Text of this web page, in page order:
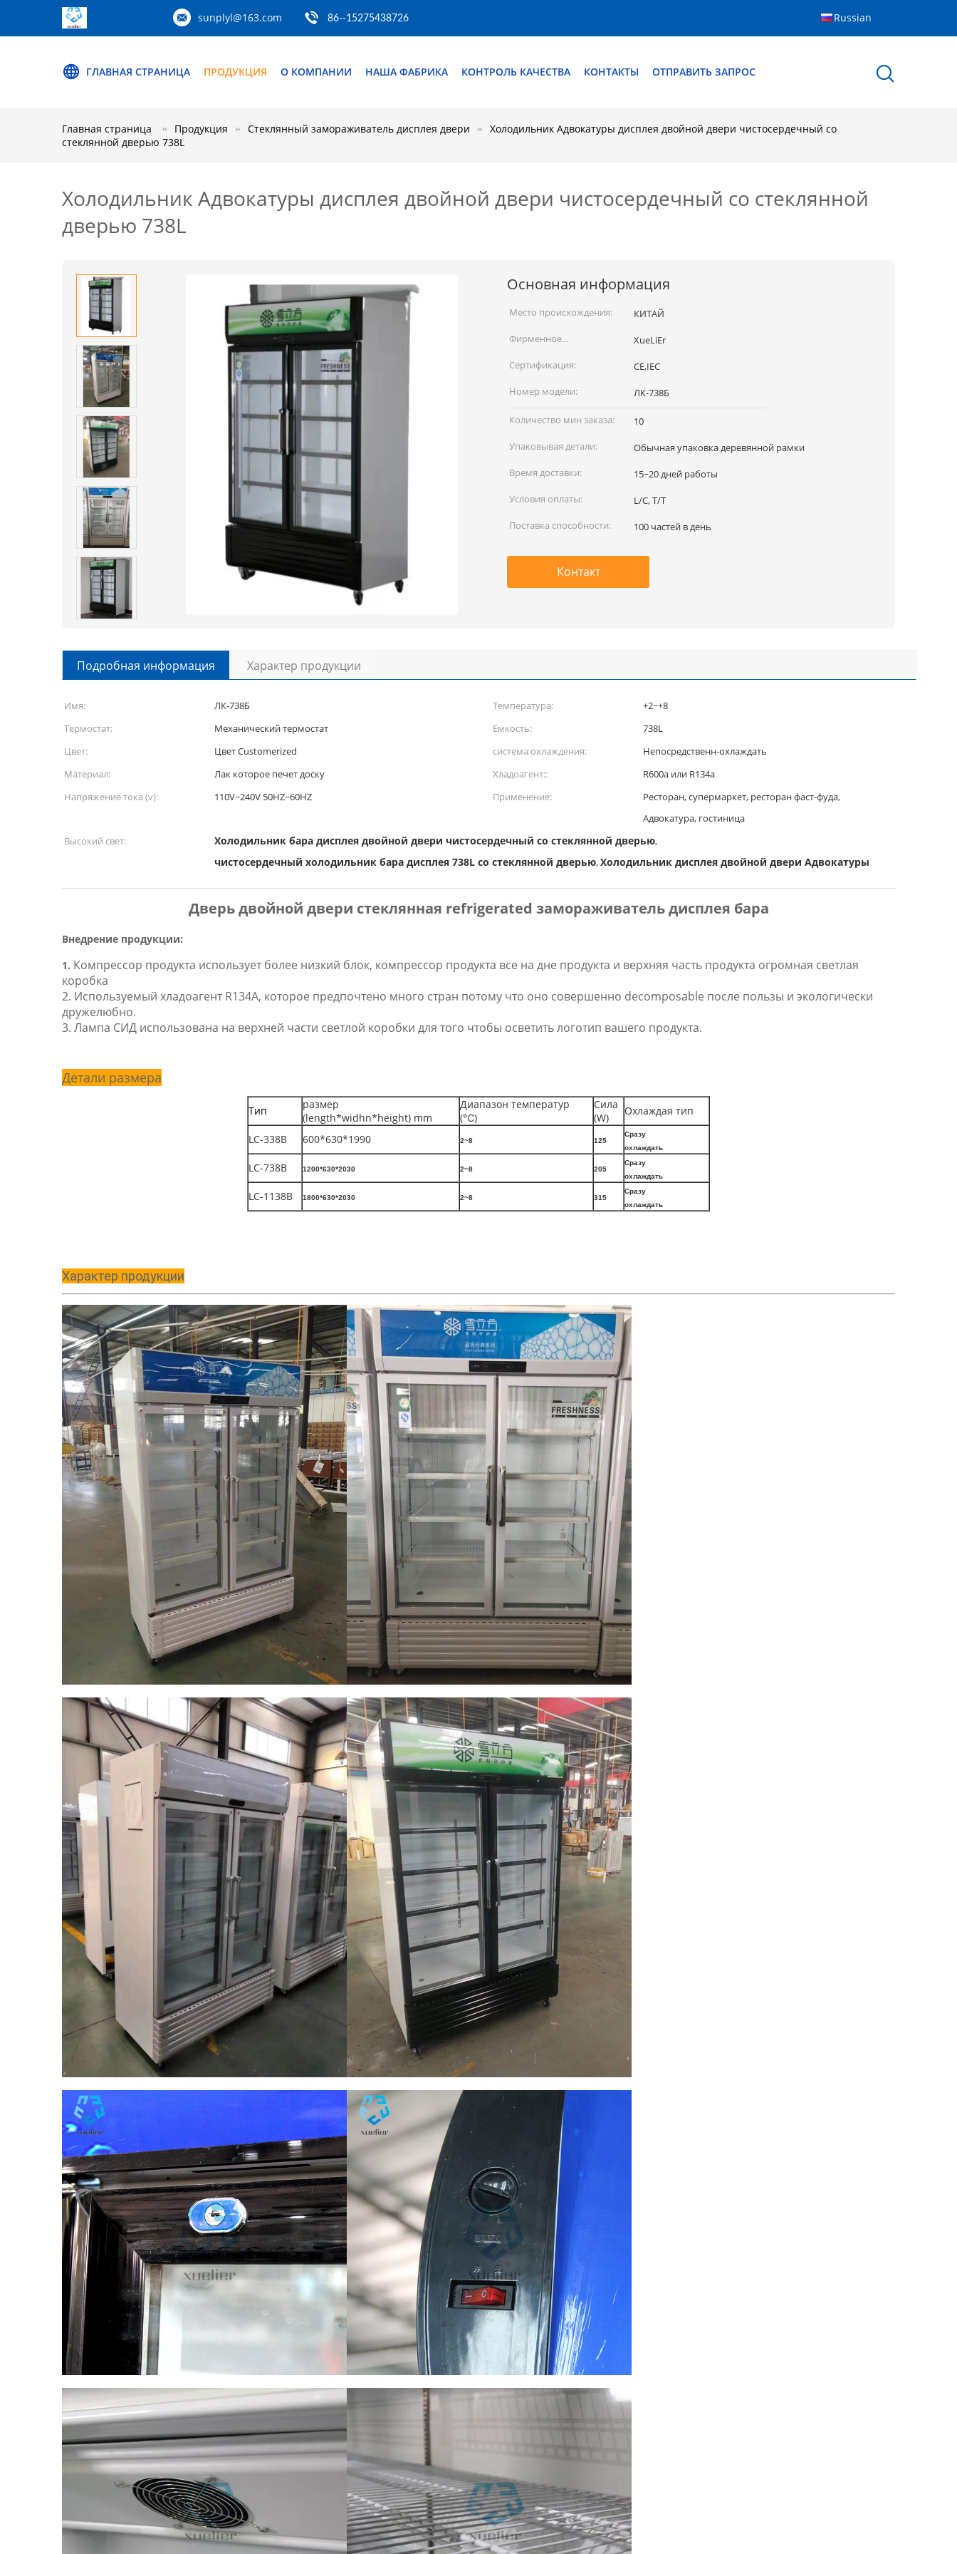
Оставьте сообщение
Мы скоро тебе перезвоним!
Отправить
sunplyl@163.com 86--15275438726 Russian
ГЛАВНАЯ СТРАНИЦА ПРОДУКЦИЯ О КОМПАНИИ НАША ФАБРИКА КОНТРОЛЬ КАЧЕСТВА КОНТАКТЫ ОТПРАВИТЬ ЗАПРОС
Главная страница Продукция Стеклянный замораживатель дисплея двери
Холодильник Адвокатуры дисплея двойной двери чистосердечный со
стеклянной дверью 738L
Холодильник Адвокатуры дисплея двойной двери чистосердечный со стеклянной
дверью 738L
Основная информация
Место происхождения:
КИТАЙ
Фирменное
наименование:
XueLiEr
Сертификация:
CE,IEC
Номер модели:
ЛК-738Б
Количество мин заказа:
10
Упаковывая детали:
Обычная упаковка деревянной рамки
Время доставки:
15~20 дней работы
Условия оплаты:
L/C, T/T
Поставка способности:
100 частей в день
Контакт
Подробная информация Характер продукции
Имя: ЛК-738Б Температура:
+2~+8
Термостат:
Механический термостат Емкость:
738L
Цвет:
Цвет Customerized система охлаждения:
Непосредственн-охлаждать
Материал:
Лак которое печет доску Хладоагент::
R600a или R134a
Напряжение тока (v):
110V~240V 50HZ~60HZ Применение:
Ресторан, супермаркет, ресторан фаст-фуда,
Адвокатура, гостиница
Высокий свет:
Холодильник бара дисплея двойной двери чистосердечный со стеклянной дверью,
чистосердечный холодильник бара дисплея 738L со стеклянной дверью,Холодильник дисплея двойной двери Адвокатуры
Дверь двойной двери стеклянная refrigerated замораживатель дисплея бара
Внедрение продукции:
1. Компрессор продукта использует более низкий блок, компрессор продукта все на дне продукта и верхняя часть продукта огромная светлая
коробка
2. Используемый хладоагент R134A, которое предпочтено много стран потому что оно совершенно decomposable после пользы и экологически
дружелюбно.
3. Лампа СИД использована на верхней части светлой коробки для того чтобы осветить логотип вашего продукта.
Детали размера
Тип
размер
(length*widhn*height) mm
Диапазон температур
(℃)
Сила
(W)
Охлаждая тип
LC-338B 600*630*1990 2~8 125
Сразу
охлаждать
LC-738B 1200*630*2030 2~8 205
Сразу
охлаждать
LC-1138B 1800*630*2030 2~8 315
Сразу
охлаждать
Характер продукции